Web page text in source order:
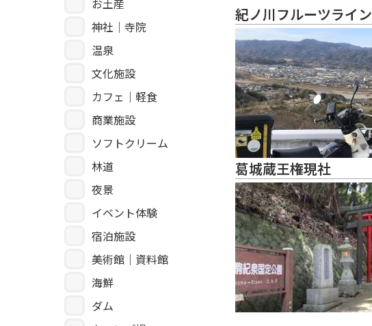
お土産
神社｜寺院
温泉
文化施設
カフェ｜軽食
商業施設
ソフトクリーム
林道
夜景
イベント体験
宿泊施設
美術館｜資料館
海鮮
ダム
紀ノ川フルーツライン
葛城蔵王権現社